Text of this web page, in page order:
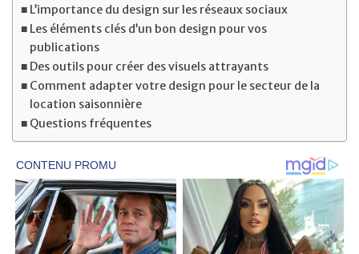
L’importance du design sur les réseaux sociaux
Les éléments clés d’un bon design pour vos
publications
Des outils pour créer des visuels attrayants
Comment adapter votre design pour le secteur de la
location saisonnière
Questions fréquentes